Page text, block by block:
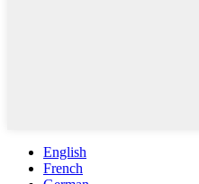
English
French